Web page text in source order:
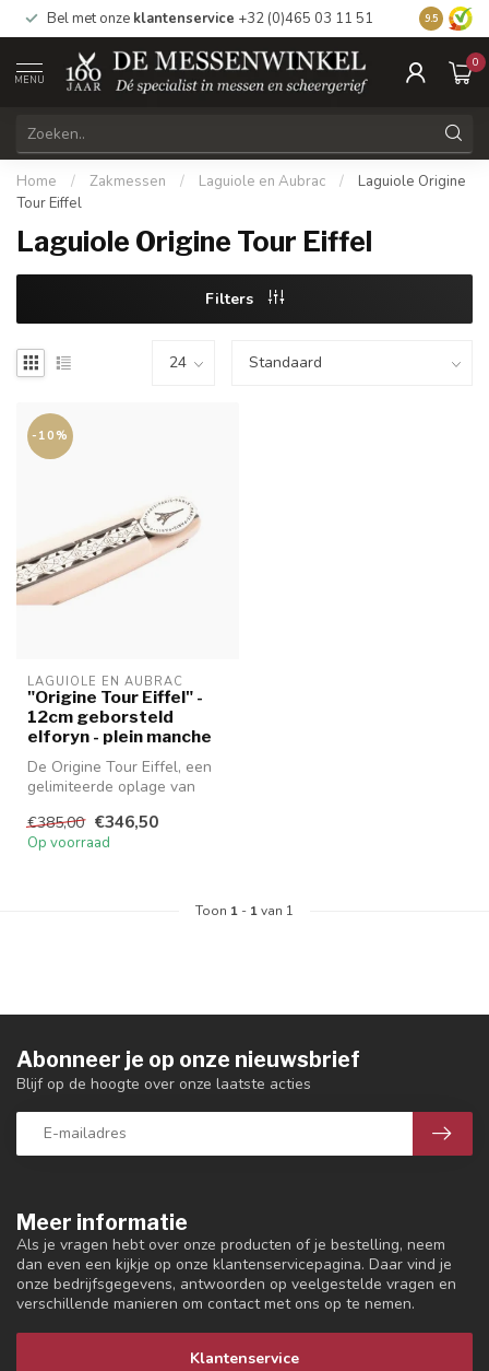
Bel met onze klantenservice +32 (0)465 03 11 51 Bezoek
9.5
MENU
0
Home / Zakmessen / Laguiole en Aubrac /
Laguiole Origine
Tour Eiffel
Laguiole Origine Tour Eiffel
Filters
-10%
LAGUIOLE EN AUBRAC
"Origine Tour Eiffel" -
12cm geborsteld
elforyn - plein manche
De Origine Tour Eiffel, een
gelimiteerde oplage van
zak...
€385,00 €346,50
Op voorraad
Toon 1 - 1van 1
Meer informatie
Als je vragen hebt over onze producten of je bestelling, neem
dan even een kijkje op onze klantenservicepagina. Daar vind je
onze bedrijfsgegevens, antwoorden op veelgestelde vragen en
verschillende manieren om contact met ons op te nemen.
Klantenservice
Abonneer je op onze nieuwsbrief
Blijf op de hoogte over onze laatste acties